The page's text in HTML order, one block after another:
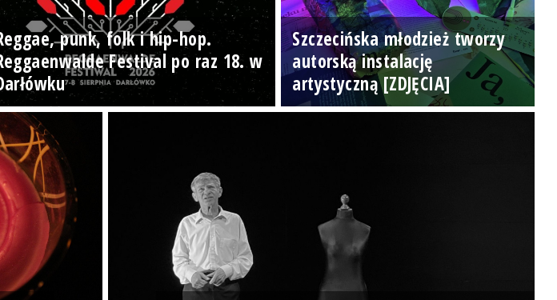
punk, folk i hip-hop.
Festival po raz 18. w
Szczecińska młodzież tworzy
autorską instalację
artystyczną [ZDJĘCIA]